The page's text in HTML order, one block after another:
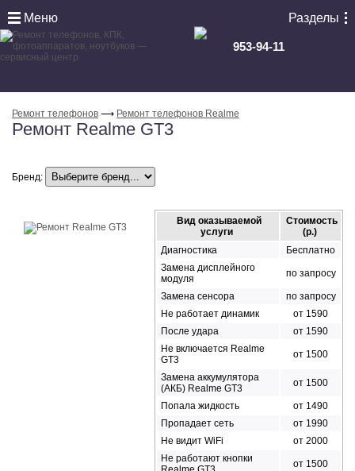
Меню Разделы
953-94-11
Ремонт телефонов ⟶ Ремонт телефонов Realme
Ремонт Realme GT3
Бренд:
Вид оказываемой
услуги
Стоимость
(р.)
Диагностика
Бесплатно
Замена дисплейного
модуля
по запросу
Замена сенсора
по запросу
Не работает динамик
от 1590
После удара
от 1590
Не включается Realme
GT3
от 1500
Замена аккумулятора
(АКБ) Realme GT3
от 1500
Попала жидкость
от 1490
Пропадает сеть
от 1990
Не видит WiFi
от 2000
Не работают кнопки
от 1500